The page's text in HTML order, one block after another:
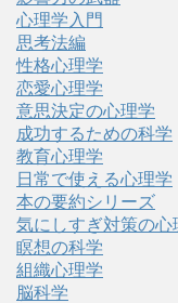
心理学入門
思考法編
性格心理学
恋愛心理学
意思決定の心理学
成功するための科学
教育心理学
日常で使える心理学
本の要約シリーズ
気にしすぎ対策の心
瞑想の科学
組織心理学
脳科学